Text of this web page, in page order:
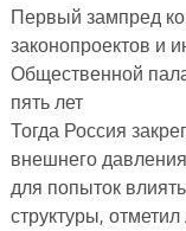
Первый зампред
законопроектов и
Общественной
пять лет
Тогда Россия
внешнего
для попыток
структуры,